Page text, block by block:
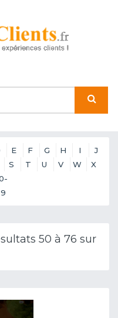
E F G H I
J
S T U V W X
9
50 à 76 sur